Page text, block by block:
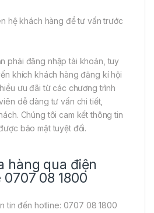
hệ khách hàng để tư vấn trước
phải đăng nhập tài khoản, tuy
khích khách hàng đăng kí hội
ưu đãi từ các chương trình
dễ dàng tư vấn chi tiết,
Chúng tôi cam kết thông tin
bảo mật tuyệt đối.
hàng qua điện
08 1800
tin đến hotline: 0707 08 1800